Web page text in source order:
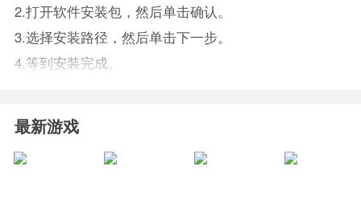
2.打开软件安装包，然后单击确认。
3.选择安装路径，然后单击下一步。
4.等到安装完成。
最新游戏